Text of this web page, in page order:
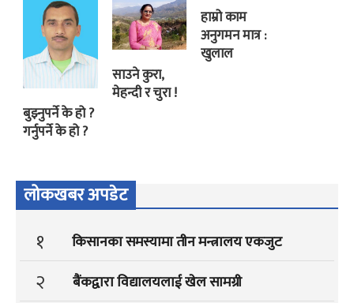
बुझ्नुपर्ने के हो ?
गर्नुपर्ने के हो ?
साउने कुरा,
मेहन्दी र चुरा !
हाम्रो काम
अनुगमन मात्र :
खुलाल
लोकखबर अपडेट
१ किसानका समस्यामा तीन मन्त्रालय एकजुट
२ बैंकद्वारा विद्यालयलाई खेल सामग्री